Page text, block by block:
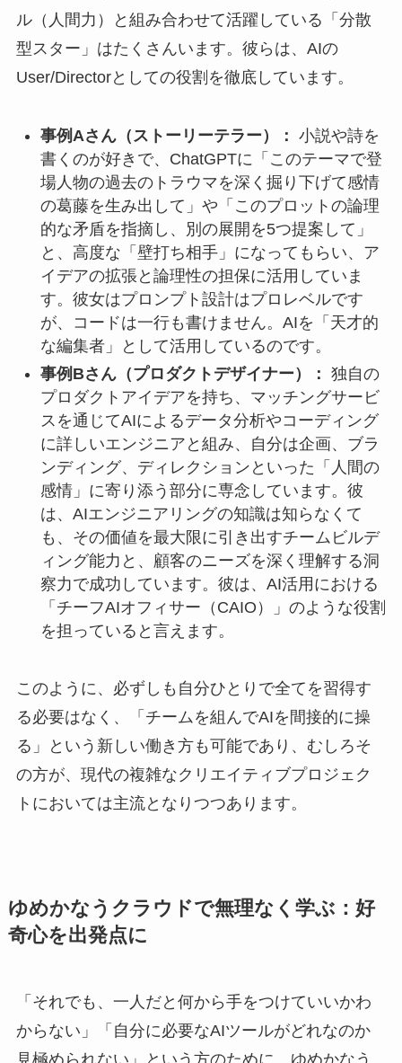
ル（人間力）と組み合わせて活躍している「分散
型スター」はたくさんいます。彼らは、AIの
User/Directorとしての役割を徹底しています。
事例Aさん（ストーリーテラー）： 小説や詩を
書くのが好きで、ChatGPTに「このテーマで登
場人物の過去のトラウマを深く掘り下げて感情
の葛藤を生み出して」や「このプロットの論理
的な矛盾を指摘し、別の展開を5つ提案して」
と、高度な「壁打ち相手」になってもらい、ア
イデアの拡張と論理性の担保に活用していま
す。彼女はプロンプト設計はプロレベルです
が、コードは一行も書けません。AIを「天才的
な編集者」として活用しているのです。
事例Bさん（プロダクトデザイナー）： 独自の
プロダクトアイデアを持ち、マッチングサービ
スを通じてAIによるデータ分析やコーディング
に詳しいエンジニアと組み、自分は企画、ブラ
ンディング、ディレクションといった「人間の
感情」に寄り添う部分に専念しています。彼
は、AIエンジニアリングの知識は知らなくて
も、その価値を最大限に引き出すチームビルデ
ィング能力と、顧客のニーズを深く理解する洞
察力で成功しています。彼は、AI活用における
「チーフAIオフィサー（CAIO）」のような役割
を担っていると言えます。
このように、必ずしも自分ひとりで全てを習得す
る必要はなく、「チームを組んでAIを間接的に操
る」という新しい働き方も可能であり、むしろそ
の方が、現代の複雑なクリエイティブプロジェク
トにおいては主流となりつつあります。
ゆめかなうクラウドで無理なく学ぶ：好
奇心を出発点に
「それでも、一人だと何から手をつけていいかわ
からない」「自分に必要なAIツールがどれなのか